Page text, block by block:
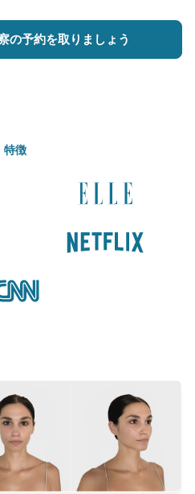
の予約を取りましょう
特徴